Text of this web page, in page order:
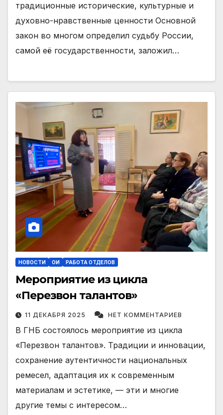
традиционные исторические, культурные и
духовно-нравственные ценности Основной
закон во многом определил судьбу России,
самой её государственности, заложил…
НОВОСТИ ОИ РАБОТА ОТДЕЛОВ
Мероприятие из цикла
«Перезвон талантов»
11 ДЕКАБРЯ 2025 НЕТ КОММЕНТАРИЕВ
В ГНБ состоялось мероприятие из цикла
«Перезвон талантов». Традиции и инновации,
сохранение аутентичности национальных
ремесел, адаптация их к современным
материалам и эстетике, — эти и многие
другие темы с интересом…